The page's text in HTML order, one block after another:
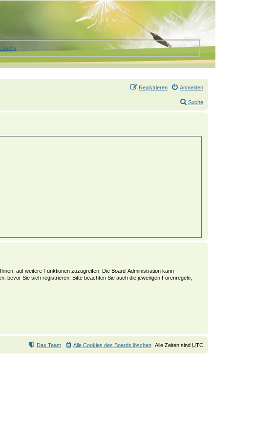
Suche
Anmelden
Registrieren
Suche
auf weitere Funktionen zuzugreifen. Die Board-Administration kann
bevor Sie sich registrieren. Bitte beachten Sie auch die jeweiligen Forenregeln,
Alle Zeiten sind UTC
Alle Cookies des Boards löschen
Das Team